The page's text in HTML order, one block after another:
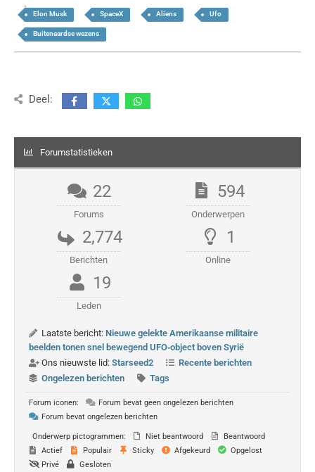
Elon Musk SpaceX Aliens Ufo
Buitenaardse wezens
Deel:
Forumstatistieken
22
Forums
594
Onderwerpen
2,774
Berichten
1
Online
19
Leden
Laatste bericht: Nieuwe gelekte Amerikaanse militaire
beelden tonen snel bewegend UFO‑object boven Syrië
Ons nieuwste lid: Starseed2
Recente berichten
Ongelezen berichten
Tags
Forum iconen:
Forum bevat geen ongelezen berichten
Forum bevat ongelezen berichten
Onderwerp pictogrammen: Niet beantwoord
Beantwoord
Actief
Populair Sticky Afgekeurd
Opgelost
Privé
Gesloten